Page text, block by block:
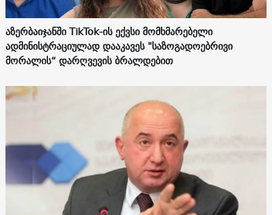
აზერბაიჯანში TikTok-ის ექვსი მომხმარებელი
ადმინისტრაციულად დააკავეს "საზოგადოებრივი
მორალის“ დარღვევის ბრალდებით